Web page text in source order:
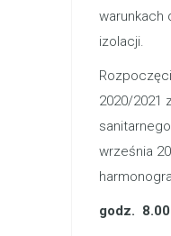
warunkach
izolacji.
2020/2021
września
godz. 8.00